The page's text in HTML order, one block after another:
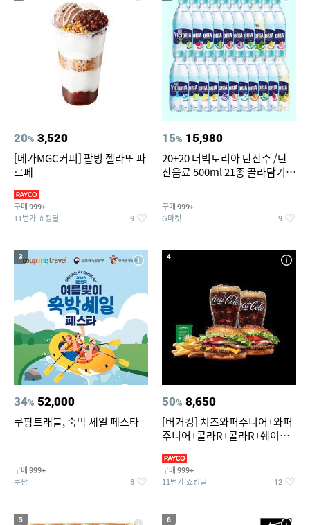
미니 탁상용 선풍기 20 에어컨
20% 3,520
[메가MGC커피] 팥빙 젤라또 파
르페
구매 999+
11번가 쇼킹딜 9
15% 15,980
20+20 더빅토리아 탄산수 /탄
산음료 500ml 21종 골라담기
구매 999+
G마켓 9
3
34% 52,000
쿠팡트래블, 숙박 세일 페스타
구매 999+
쿠팡 8
4
50% 8,650
[버거킹] 치즈와퍼주니어+와퍼
주니어+콜라R+콜라R+쉐이킹
구매 999+
11번가 쇼킹딜 12
5 6